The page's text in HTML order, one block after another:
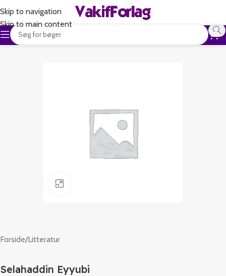
Skip to navigation
Skip to main content
Forside/Litteratur
Selahaddin Eyyubi